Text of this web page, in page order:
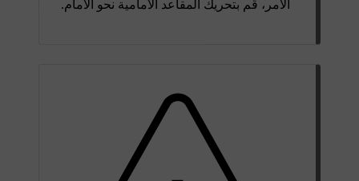
الأمر، قُم بتحريك المقاعد الأمامية نحو الأمام.